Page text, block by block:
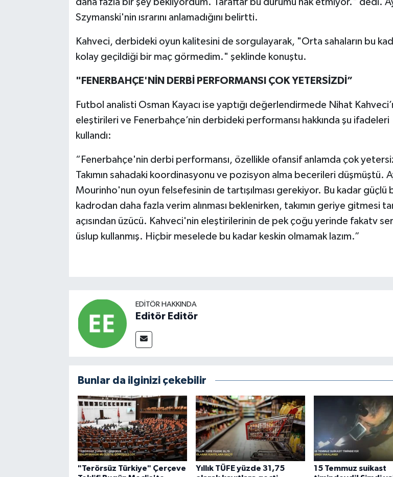
daha fazla bir şey bekliyordum. Taraftar bu durumu hak etmiyor." dedi.
Szymanski'nin ısrarını anlamadığını belirtti.
Kahveci, derbideki oyun kalitesini de sorgulayarak, "Orta sahaların bu
kolay geçildiği bir maç görmedim." şeklinde konuştu.
"FENERBAHÇE'NİN DERBİ PERFORMANSI ÇOK YETERSİZDİ”
Futbol analisti Osman Kayacı ise yaptığı değerlendirmede Nihat
eleştirileri ve Fenerbahçe’nin derbideki performansı hakkında şu ifadeleri
kullandı:
“Fenerbahçe'nin derbi performansı, özellikle ofansif anlamda çok
Takımın sahadaki koordinasyonu ve pozisyon alma becerileri düşmüştü.
Mourinho'nun oyun felsefesinin de tartışılması gerekiyor. Bu kadar güçlü
kadrodan daha fazla verim alınması beklenirken, takımın geriye gitmesi
açısından üzücü. Kahveci'nin eleştirilerinin de pek çoğu yerinde fakatv
üslup kullanmış. Hiçbir meselede bu kadar keskin olmamak lazım.”
EDITÖR HAKKINDA
Editör Editör
Bunlar da ilginizi çekebilir
"Terörsüz Türkiye" Çerçeve
Yıllık TÜFE yüzde 31,75
15 Temmuz suikast